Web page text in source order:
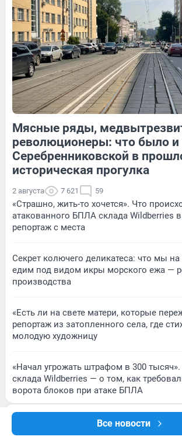
Все новости
129 1 19
19
Мясные ряды,
революционеры: что было и
Серебренниковской в
историческая прогулка
2 августа 7 621 59
«Страшно, жить-то хочется». Что
атакованного БПЛА склада Wildberries
репортаж с места
Секрет колючего деликатеса: что мы
едим под видом икры морского ежа —
производства
«Есть ли на свете матери, которые
репортаж из затопленного села, где
молодую художницу
«Начал угрожать штрафом в 300
склада Wildberries — о том, как
ворота блоков при атаке БПЛА